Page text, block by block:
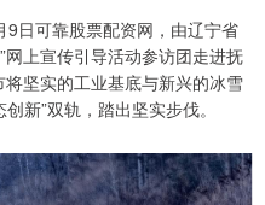
日可靠股票配资网，由辽宁省
上宣传引导活动参访团走进抚
坚实的工业基底与新兴的冰雪
新”双轨，踏出坚实步伐。